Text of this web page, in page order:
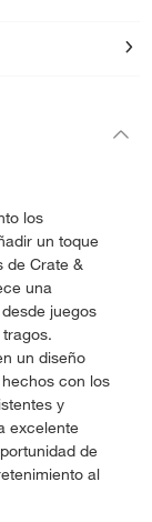
los
un toque
de Crate &
una
juegos
un diseño
con los
y
excelente
de
al